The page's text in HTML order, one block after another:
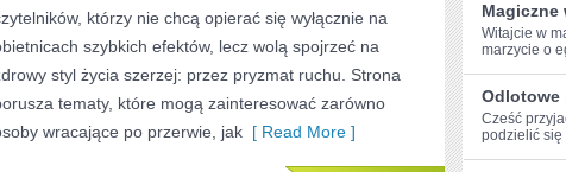
którzy nie chcą opierać się wyłącznie na
szybkich efektów, lecz wolą spojrzeć na
styl życia szerzej: przez pryzmat ruchu. Strona
tematy, które mogą zainteresować zarówno
wracające po przerwie, jak [ Read More ]
Magiczne
Witajcie w
marzycie o
Odlotowe
Cześć⁢
podzielić się